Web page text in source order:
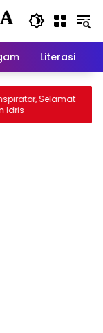
Literasi
Selamat